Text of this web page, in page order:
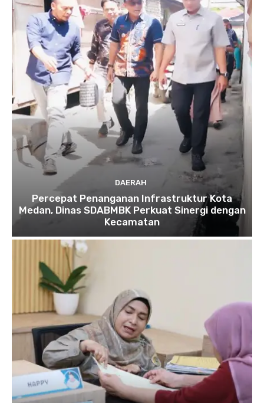
DAERAH
Percepat Penanganan Infrastruktur Kota
Medan, Dinas SDABMBK Perkuat Sinergi dengan
Kecamatan